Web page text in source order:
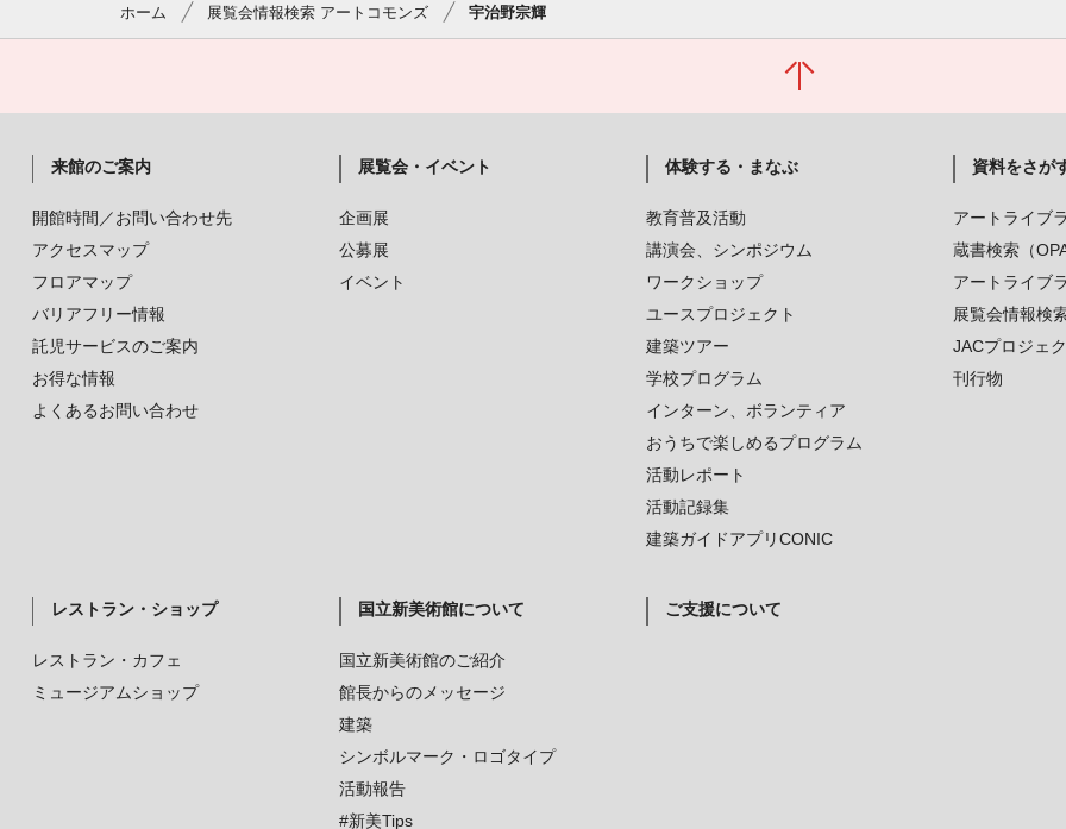
ホーム 展覧会情報検索 アートコモンズ 宇治野宗輝
来館のご案内
開館時間／お問い合わせ先
アクセスマップ
フロアマップ
バリアフリー情報
託児サービスのご案内
お得な情報
よくあるお問い合わせ
展覧会・イベント
企画展
公募展
イベント
体験する・まなぶ
教育普及活動
講演会、シンポジウム
ワークショップ
ユースプロジェクト
建築ツアー
学校プログラム
インターン、ボランティア
おうちで楽しめるプログラム
活動レポート
活動記録集
建築ガイドアプリCONIC
資料をさが
アートライブ
蔵書検索（
アートライブ
展覧会情報検
JACプロジェ
刊行物
レストラン・ショップ
レストラン・カフェ
ミュージアムショップ
国立新美術館について
国立新美術館のご紹介
館長からのメッセージ
建築
シンボルマーク・ロゴタイプ
活動報告
#新美Tips
ご支援について